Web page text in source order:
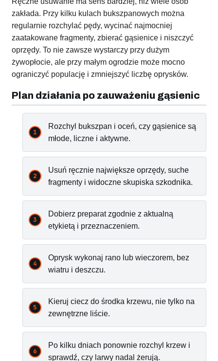
zakłada. Przy kilku kulach bukszpanowych można
regularnie rozchylać pędy, wycinać najmocniej
zaatakowane fragmenty, zbierać gąsienice i niszczyć
oprzędy. To nie zawsze wystarczy przy dużym
żywopłocie, ale przy małym ogrodzie może mocno
ograniczyć populację i zmniejszyć liczbę oprysków.
Plan działania po zauważeniu gąsienic
Rozchyl bukszpan i oceń, czy gąsienice są
młode, liczne i aktywne.
Usuń ręcznie największe oprzędy, suche
fragmenty i widoczne skupiska szkodnika.
Dobierz preparat zgodnie z aktualną
etykietą i przeznaczeniem.
Oprysk wykonaj rano lub wieczorem, bez
wiatru i deszczu.
Kieruj ciecz do środka krzewu, nie tylko na
zewnętrzne liście.
Po kilku dniach ponownie rozchyl krzew i
sprawdź, czy larwy nadal żerują.